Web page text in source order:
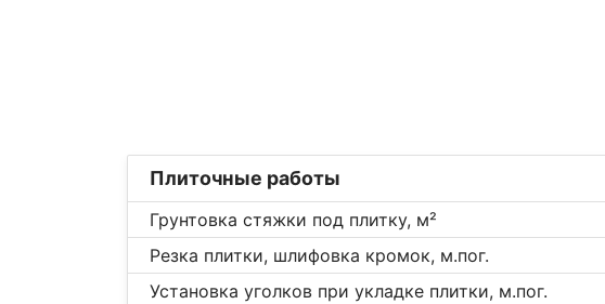
Плиточные работы
Грунтовка стяжки под плитку, м²
Резка плитки, шлифовка кромок, м.пог.
Установка уголков при укладке плитки, м.пог.